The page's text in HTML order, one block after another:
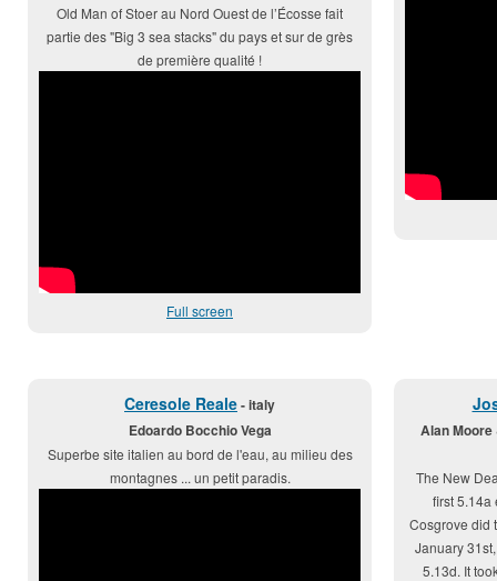
Old Man of Stoer au Nord Ouest de l’Écosse fait
partie des "Big 3 sea stacks" du pays et sur de grès
de première qualité !
Full screen
Ceresole Reale- italy
Edoardo Bocchio Vega
Superbe site italien au bord de l'eau, au milieu des
montagnes ... un petit paradis.
Alan
The New
first 5.14a
Cosgrove did
January
5.13d. It